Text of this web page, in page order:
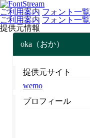
ご利用案内 フォント一覧
ご利用案内 フォント一覧
提供元情報
oka（おか）
提供元サイト
wemo
プロフィール